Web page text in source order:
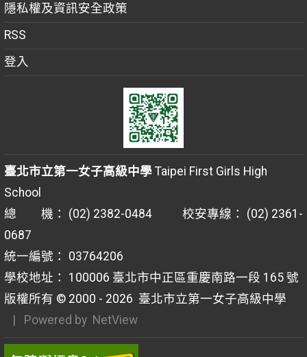
隱私權及資訊安全政策
RSS
登入
臺北市立第一女子高級中學Taipei First Girls High
School
總 機： (02) 2382-0484 校安專線： (02) 2361-
0687
統一編號： 03764206
學校地址： 100006 臺北市中正區重慶南路一段 165 號
版權所有 © 2000 - 2026 臺北市立第一女子高級中學
| Powered by NetView